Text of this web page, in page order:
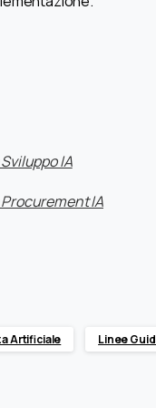
IA
IA
Artificiale Linee